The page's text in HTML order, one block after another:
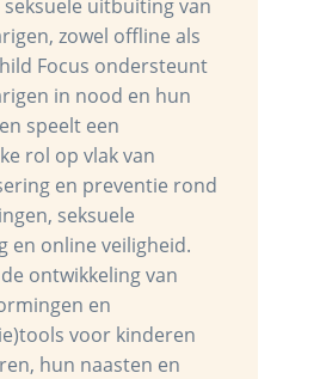
uitbuiting van
zowel offline als
Focus ondersteunt
in nood en hun
speelt een
rol op vlak van
en preventie rond
seksuele
en online veiligheid.
ontwikkeling van
en
voor kinderen
hun naasten en